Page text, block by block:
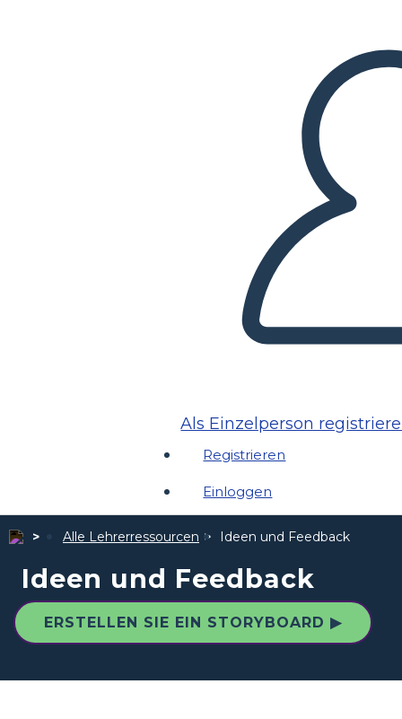
Als Einzelperson
Registrieren
Einloggen
Alle Lehrerressourcen Ideen und Feedback
Ideen und Feedback
ERSTELLEN SIE EIN STORYBOARD ▶